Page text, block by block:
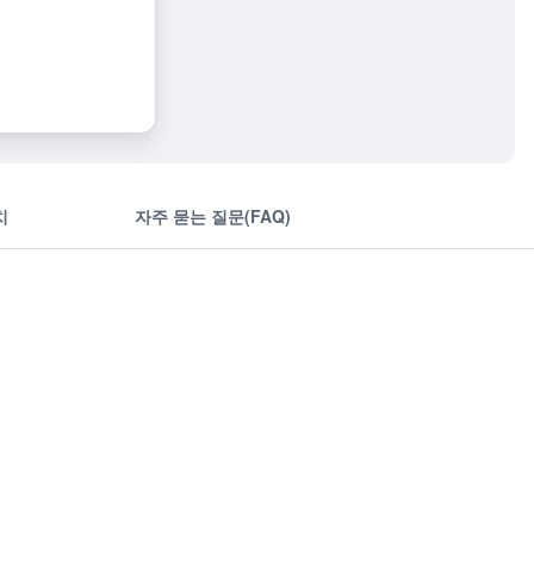
자주 묻는 질문(FAQ)